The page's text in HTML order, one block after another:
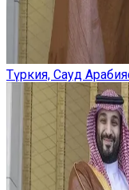
Түркия, Сауд